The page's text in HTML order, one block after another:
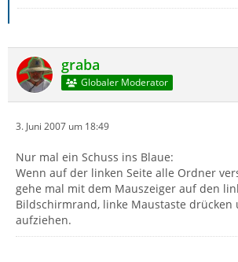
graba
Globaler Moderator
3. Juni 2007 um 18:49
Nur mal ein Schuss ins Blaue:
Wenn auf der linken Seite alle Ordner
gehe mal mit dem Mauszeiger auf den
Bildschirmrand, linke Maustaste drücken
aufziehen.